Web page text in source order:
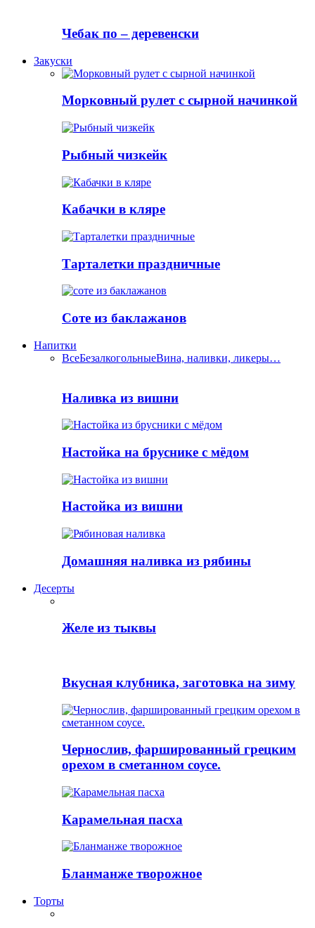
Чебак по – деревенски
Закуски
Морковный рулет с сырной начинкой
Рыбный чизкейк
Кабачки в кляре
Тарталетки праздничные
Соте из баклажанов
Напитки
ВсеБезалкогольныеВина, наливки, ликеры…
Наливка из вишни
Настойка на бруснике с мёдом
Настойка из вишни
Домашняя наливка из рябины
Десерты
Желе из тыквы
Вкусная клубника, заготовка на зиму
Чернослив, фаршированный грецким
орехом в сметанном соусе.
Карамельная пасха
Бланманже творожное
Торты